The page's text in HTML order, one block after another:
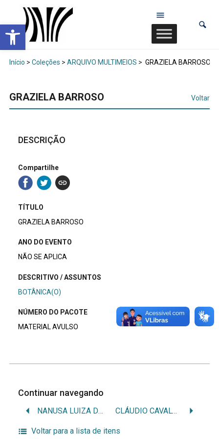
Abrir a barra de ferramentas
Início > Coleções > ARQUIVO MULTIMEIOS > GRAZIELA BARROSO
GRAZIELA BARROSO Voltar
DESCRIÇÃO
Compartilhe
TÍTULO
GRAZIELA BARROSO
ANO DO EVENTO
NÃO SE APLICA
DESCRITIVO / ASSUNTOS
BOTÂNICA(O)
NÚMERO DO PACOTE
MATERIAL AVULSO
Continuar navegando
NANUSA LUIZA DE MENEZES CLÁUDIO CAVALCANTI
Voltar para a lista de itens